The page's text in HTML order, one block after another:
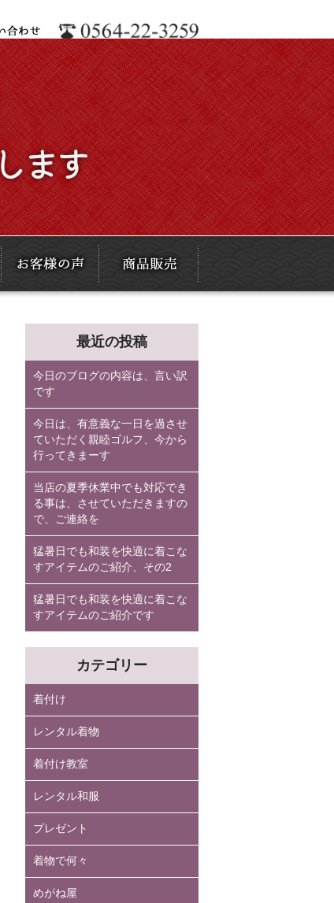
最近の投稿
今日のブログの内容は、言い訳
です
今日は、有意義な一日を過させ
ていただく親睦ゴルフ、今から
行ってきまーす
当店の夏季休業中でも対応でき
る事は、させていただきますの
で、ご連絡を
猛暑日でも和装を快適に着こな
すアイテムのご紹介、その2
猛暑日でも和装を快適に着こな
すアイテムのご紹介です
カテゴリー
着付け
レンタル着物
着付け教室
レンタル和服
プレゼント
着物で何々
めがね屋